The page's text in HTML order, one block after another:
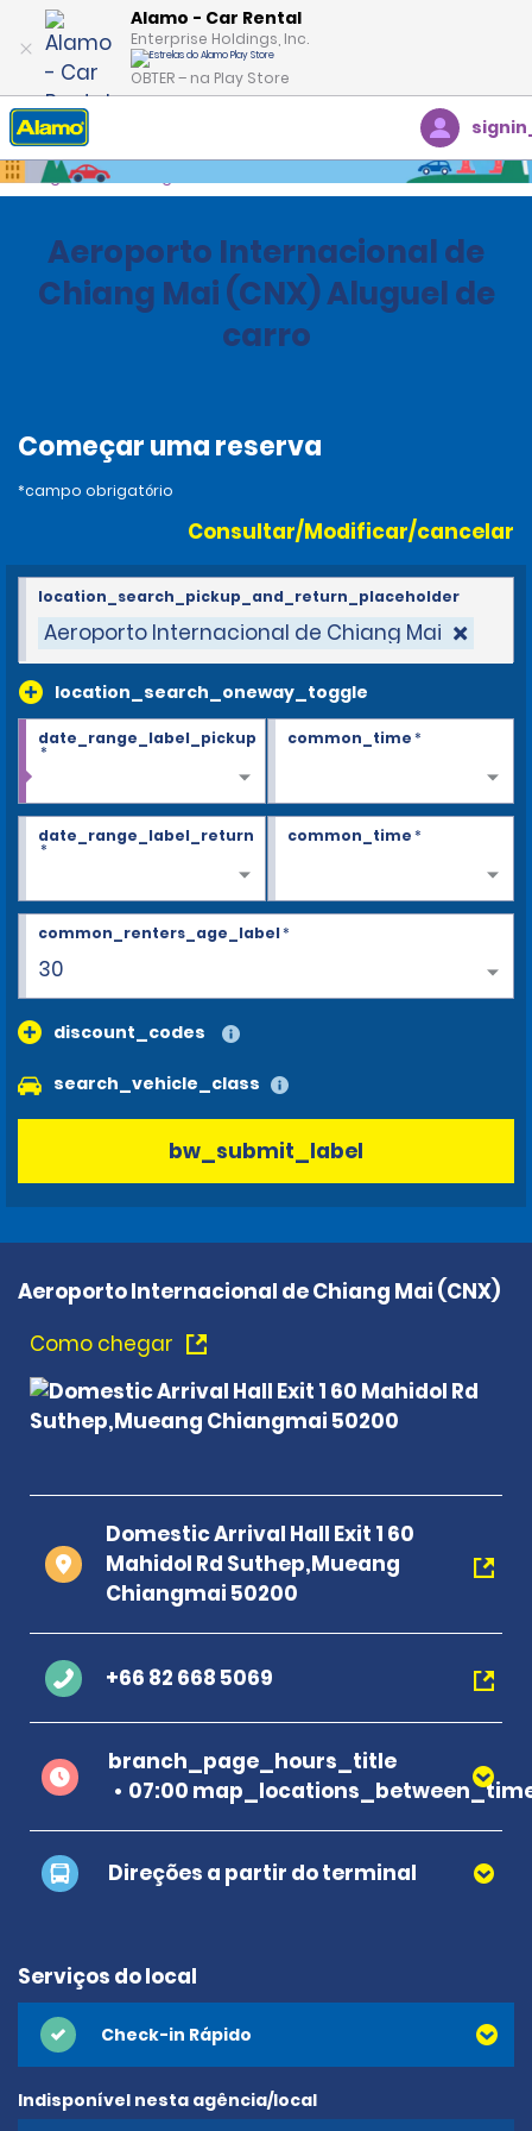
Alamo - Car Rental
Enterprise Holdings, Inc.
OBTER – na Play Store
Página inicial
Aeroporto Internacional de
Chiang Mai (CNX) Aluguel de
carro
Começar uma reserva
*campo obrigatório
Consultar/Modificar/cancelar
Aeroporto Internacional de Chiang Mai
location_search_oneway_toggle
location_search_pickup_and_return_placeholder
date_range_label_pickup
*
common_time*
date_range_label_return
*
common_time*
30
common_renters_age_label*
discount_codes
search_vehicle_class
bw_submit_label
Aeroporto Internacional de Chiang Mai (CNX)
Como chegar
Domestic Arrival Hall Exit 1 60
Mahidol Rd Suthep,Mueang
Chiangmai 50200
+66 82 668 5069
branch_page_hours_title
07:00
Direções a partir do terminal
Serviços do local
Check-in Rápido
Indisponível nesta agência/local